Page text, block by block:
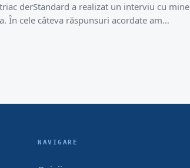
derStandard a realizat un interviu cu mine
În cele câteva răspunsuri acordate am…
NAVIGARE